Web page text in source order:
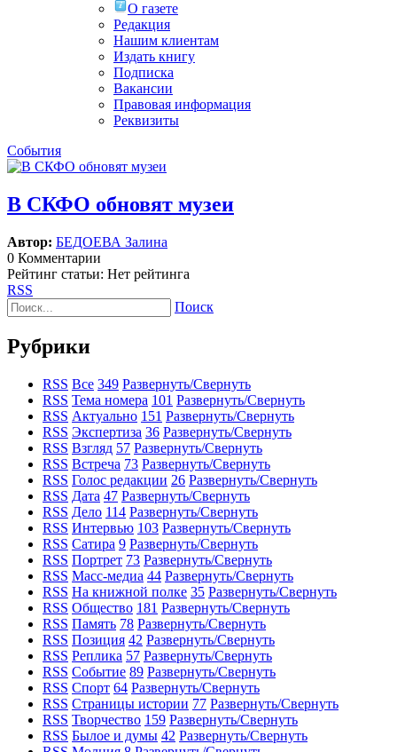
О газете
Редакция
Нашим клиентам
Издать книгу
Подписка
Вакансии
Правовая информация
Реквизиты
События
В СКФО обновят музеи
Автор: БЕДОЕВА Залина
0 Комментарии
Рейтинг статьи: Нет рейтинга
RSS
Поиск
Рубрики
RSS Все 349 Развернуть/Свернуть
RSS Тема номера 101 Развернуть/Свернуть
RSS Актуально 151 Развернуть/Свернуть
RSS Экспертиза 36 Развернуть/Свернуть
RSS Взгляд 57 Развернуть/Свернуть
RSS Встреча 73 Развернуть/Свернуть
RSS Голос редакции 26 Развернуть/Свернуть
RSS Дата 47 Развернуть/Свернуть
RSS Дело 114 Развернуть/Свернуть
RSS Интервью 103 Развернуть/Свернуть
RSS Сатира 9 Развернуть/Свернуть
RSS Портрет 73 Развернуть/Свернуть
RSS Масс-медиа 44 Развернуть/Свернуть
RSS На книжной полке 35 Развернуть/Свернуть
RSS Общество 181 Развернуть/Свернуть
RSS Память 78 Развернуть/Свернуть
RSS Позиция 42 Развернуть/Свернуть
RSS Реплика 57 Развернуть/Свернуть
RSS Событие 89 Развернуть/Свернуть
RSS Спорт 64 Развернуть/Свернуть
RSS Страницы истории 77 Развернуть/Свернуть
RSS Творчество 159 Развернуть/Свернуть
RSS Былое и думы 42 Развернуть/Свернуть